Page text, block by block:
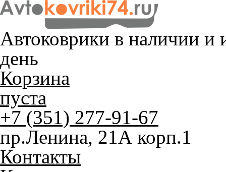
Автоковрики в наличии и
день
Корзина
пуста
+7 (351) 277-91-67
пр.Ленина, 21А корп.1
Контакты